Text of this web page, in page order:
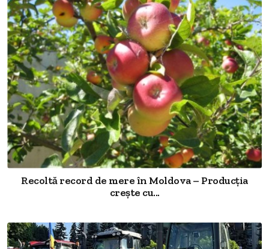
Recoltă record de mere în Moldova – Producția
crește cu...